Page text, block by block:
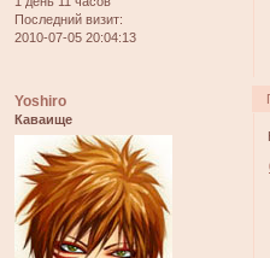
Последний визит:
2010-07-05 20:04:13
Yoshiro
Каваище